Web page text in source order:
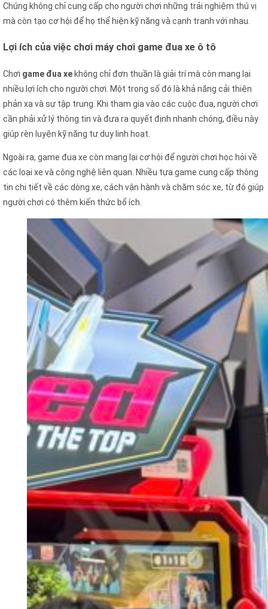
Chúng không chỉ cung cấp cho người chơi những trải nghiệm thú vị
mà còn tạo cơ hội để họ thể hiện kỹ năng và cạnh tranh với nhau.
Lợi ích của việc chơi máy chơi game đua xe ô tô
Chơi game đua xe không chỉ đơn thuần là giải trí mà còn mang lại
nhiều lợi ích cho người chơi. Một trong số đó là khả năng cải thiện
phản xạ và sự tập trung. Khi tham gia vào các cuộc đua, người chơi
cần phải xử lý thông tin và đưa ra quyết định nhanh chóng, điều này
giúp rèn luyện kỹ năng tư duy linh hoạt.
Ngoài ra, game đua xe còn mang lại cơ hội để người chơi học hỏi về
các loại xe và công nghệ liên quan. Nhiều tựa game cung cấp thông
tin chi tiết về các dòng xe, cách vận hành và chăm sóc xe, từ đó giúp
người chơi có thêm kiến thức bổ ích.